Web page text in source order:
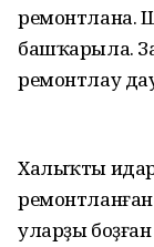
ремонтлана.
башҡарыла.
ремонтлау
Халыҡты
уларҙы